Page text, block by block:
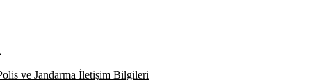
ve Jandarma İletişim Bilgileri